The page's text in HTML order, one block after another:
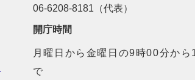
06-6208-8181（代表）
開庁時間
月曜日から金曜日の9時00分から
で